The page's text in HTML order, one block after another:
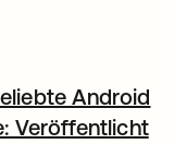
Android
Veröffentlicht